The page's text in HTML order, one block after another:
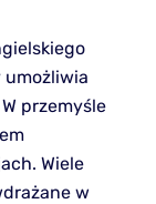
umożliwia
przemyśle
Wiele
w